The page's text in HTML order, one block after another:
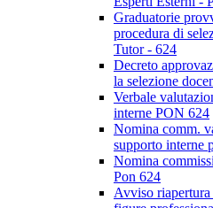
Graduatorie
procedura di
Tutor - 624
Decreto
la selezione
Verbale
interne PON 624
Nomina comm.
supporto interne
Nomina
Pon 624
Avviso